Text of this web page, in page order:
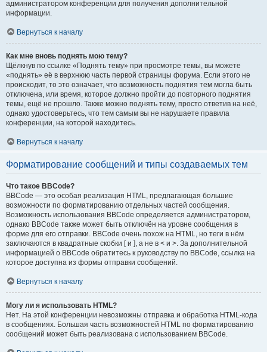
администратором конференции для получения дополнительной
информации.
Вернуться к началу
Как мне вновь поднять мою тему?
Щёлкнув по ссылке «Поднять тему» при просмотре темы, вы можете
«поднять» её в верхнюю часть первой страницы форума. Если этого не
происходит, то это означает, что возможность поднятия тем могла быть
отключена, или время, которое должно пройти до повторного поднятия
темы, ещё не прошло. Также можно поднять тему, просто ответив на неё,
однако удостоверьтесь, что тем самым вы не нарушаете правила
конференции, на которой находитесь.
Вернуться к началу
Форматирование сообщений и типы создаваемых тем
Что такое BBCode?
BBCode — это особая реализация HTML, предлагающая большие
возможности по форматированию отдельных частей сообщения.
Возможность использования BBCode определяется администратором,
однако BBCode также может быть отключён на уровне сообщения в
форме для его отправки. BBCode очень похож на HTML, но теги в нём
заключаются в квадратные скобки [ и ], а не в < и >. За дополнительной
информацией о BBCode обратитесь к руководству по BBCode, ссылка на
которое доступна из формы отправки сообщений.
Вернуться к началу
Могу ли я использовать HTML?
Нет. На этой конференции невозможны отправка и обработка HTML-кода
в сообщениях. Большая часть возможностей HTML по форматированию
сообщений может быть реализована с использованием BBCode.